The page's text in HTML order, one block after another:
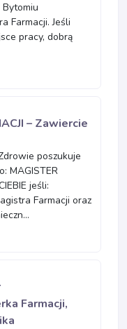
Farmacji. Jeśli
pracy, dobrą
– Zawiercie
poszukuje
MAGISTER
jeśli:
Farmacji oraz
Farmacji,